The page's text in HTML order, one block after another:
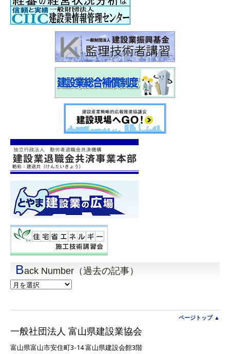
Back Number（過去の記事）
Back
Number（過
事）
ページトップ ▲
一般社団法人 富山県建設業協会
富山県富山市安住町3-14 富山県建設会館3階